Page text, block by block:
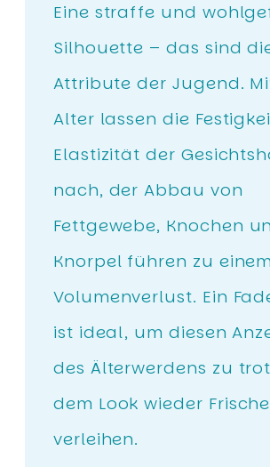
Eine straffe und
Silhouette – das sind
Attribute der Jugend.
Alter lassen die
Elastizität der
nach, der Abbau von
Fettgewebe, Knochen
Knorpel führen zu einem
Volumenverlust. Ein
ist ideal, um diesen
des Älterwerdens zu
dem Look wieder
verleihen.